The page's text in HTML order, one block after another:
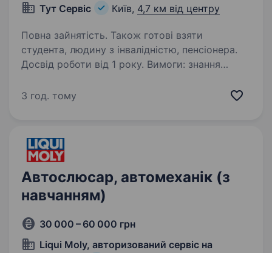
Тут Сервіс Київ, 4,7 км від центру
Повна зайнятість. Також готові взяти
студента, людину з інвалідністю, пенсіонера.
Досвід роботи від 1 року. Вимоги: знання
працювати на стендах розвал-сходження
Є бонуси для персоналу, додаткове навчання…
3 год. тому
Автослюсар, автомеханік (з
навчанням)
30 000 – 60 000 грн
Liqui Moly, авторизований сервіс на